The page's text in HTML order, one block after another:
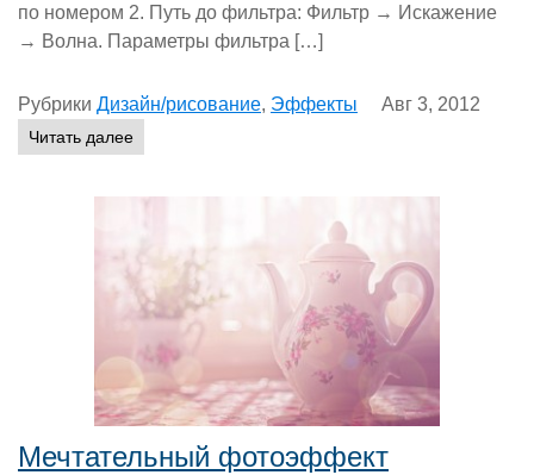
по номером 2. Путь до фильтра: Фильтр → Искажение
→ Волна. Параметры фильтра […]
Рубрики Дизайн/рисование, Эффекты Авг 3, 2012
Читать далее
Мечтательный фотоэффект